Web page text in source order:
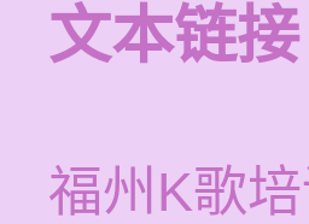
文本链接
福州K歌